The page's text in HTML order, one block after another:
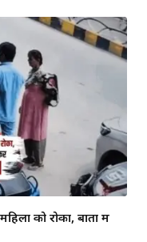
को रोका, बातों में